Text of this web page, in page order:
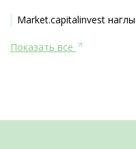
Market.capitalinvest
Показать все